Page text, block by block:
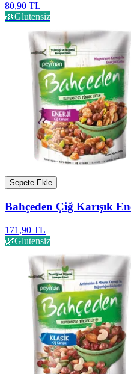
80,90 TL
🌿Glutensiz
Sepete Ekle
Bahçeden Çiğ Karışık
171,90 TL
🌿Glutensiz